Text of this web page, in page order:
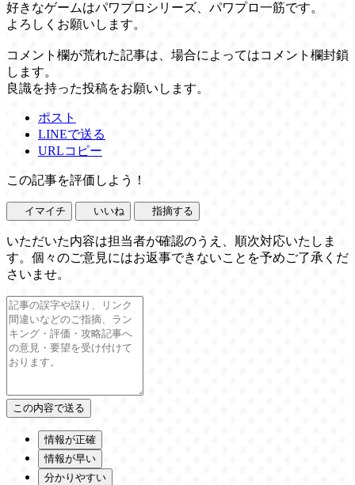
好きなゲームはパワプロシリーズ、パワプロ一筋です。
よろしくお願いします。
コメント欄が荒れた記事は、場合によってはコメント欄封鎖
します。
良識を持った投稿をお願いします。
ポスト
LINEで送る
URLコピー
この記事を評価しよう！
イマイチ いいね 指摘する
いただいた内容は担当者が確認のうえ、順次対応いたしま
す。個々のご意見にはお返事できないことを予めご了承くだ
さいませ。
情報が正確
情報が早い
分かりやすい